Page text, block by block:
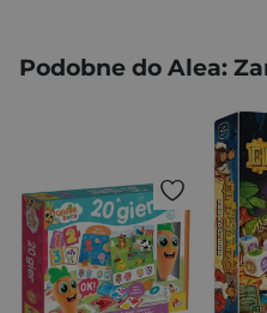
Podobne do Alea: